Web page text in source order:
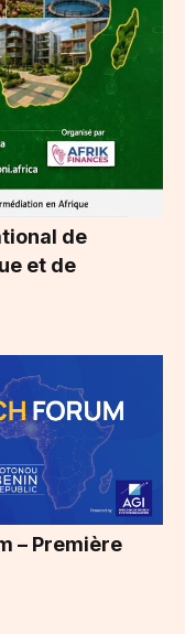
de
et de
– Première